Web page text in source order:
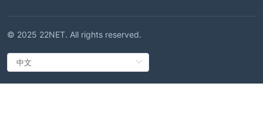
© 2025 22NET. All rights reserved.